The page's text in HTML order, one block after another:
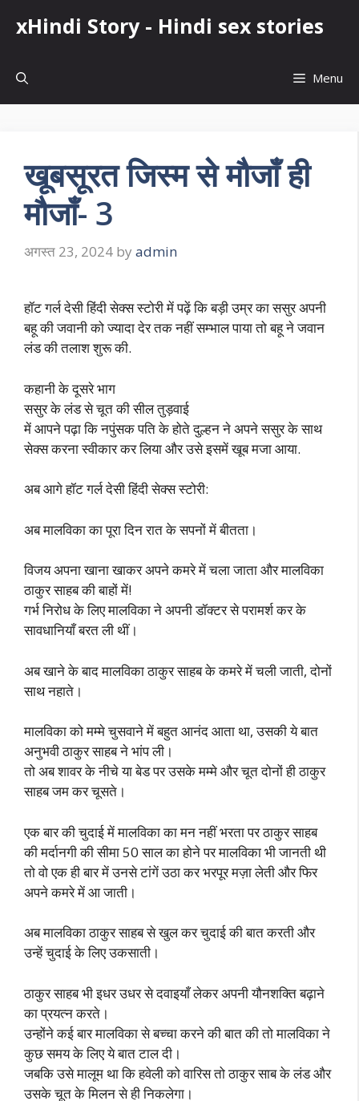
xHindi Story - Hindi sex stories
Menu
खूबसूरत जिस्म से मौजाँ ही
मौजाँ- 3
अगस्त 23, 2024 by admin
हॉट गर्ल देसी हिंदी सेक्स स्टोरी में पढ़ें कि बड़ी उम्र का ससुर अपनी
बहू की जवानी को ज्यादा देर तक नहीं सम्भाल पाया तो बहू ने जवान
लंड की तलाश शुरू की.
कहानी के दूसरे भाग
ससुर के लंड से चूत की सील तुड़वाई
में आपने पढ़ा कि नपुंसक पति के होते दुल्हन ने अपने ससुर के साथ
सेक्स करना स्वीकार कर लिया और उसे इसमें खूब मजा आया.
अब आगे हॉट गर्ल देसी हिंदी सेक्स स्टोरी:
अब मालविका का पूरा दिन रात के सपनों में बीतता।
विजय अपना खाना खाकर अपने कमरे में चला जाता और मालविका
ठाकुर साहब की बाहों में!
गर्भ निरोध के लिए मालविका ने अपनी डॉक्टर से परामर्श कर के
सावधानियाँ बरत ली थीं।
अब खाने के बाद मालविका ठाकुर साहब के कमरे में चली जाती, दोनों
साथ नहाते।
मालविका को मम्मे चुसवाने में बहुत आनंद आता था, उसकी ये बात
अनुभवी ठाकुर साहब ने भांप ली।
तो अब शावर के नीचे या बेड पर उसके मम्मे और चूत दोनों ही ठाकुर
साहब जम कर चूसते।
एक बार की चुदाई में मालविका का मन नहीं भरता पर ठाकुर साहब
की मर्दानगी की सीमा 50 साल का होने पर मालविका भी जानती थी
तो वो एक ही बार में उनसे टांगें उठा कर भरपूर मज़ा लेती और फिर
अपने कमरे में आ जाती।
अब मालविका ठाकुर साहब से खुल कर चुदाई की बात करती और
उन्हें चुदाई के लिए उकसाती।
ठाकुर साहब भी इधर उधर से दवाइयाँ लेकर अपनी यौनशक्ति बढ़ाने
का प्रयत्न करते।
उन्होंने कई बार मालविका से बच्चा करने की बात की तो मालविका ने
कुछ समय के लिए ये बात टाल दी।
जबकि उसे मालूम था कि हवेली को वारिस तो ठाकुर साब के लंड और
उसके चूत के मिलन से ही निकलेगा।